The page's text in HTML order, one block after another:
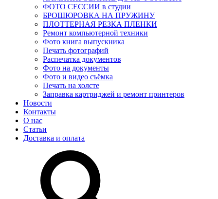
ФОТО СЕССИИ в студии
БРОШЮРОВКА НА ПРУЖИНУ
ПЛОТТЕРНАЯ РЕЗКА ПЛЕНКИ
Ремонт компьютерной техники
Фото книга выпускника
Печать фотографий
Распечатка документов
Фото на документы
Фото и видео съёмка
Печать на холсте
Заправка картриджей и ремонт принтеров
Новости
Контакты
О нас
Статьи
Доставка и оплата